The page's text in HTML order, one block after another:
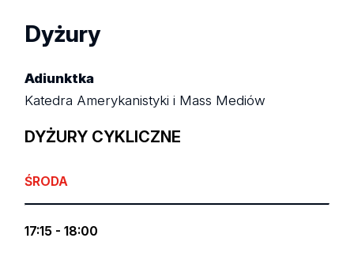
Dyżury
Adiunktka
Katedra Amerykanistyki i Mass Mediów
DYŻURY CYKLICZNE
ŚRODA
17:15 - 18:00